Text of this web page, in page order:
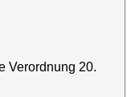
Verordnung 20.